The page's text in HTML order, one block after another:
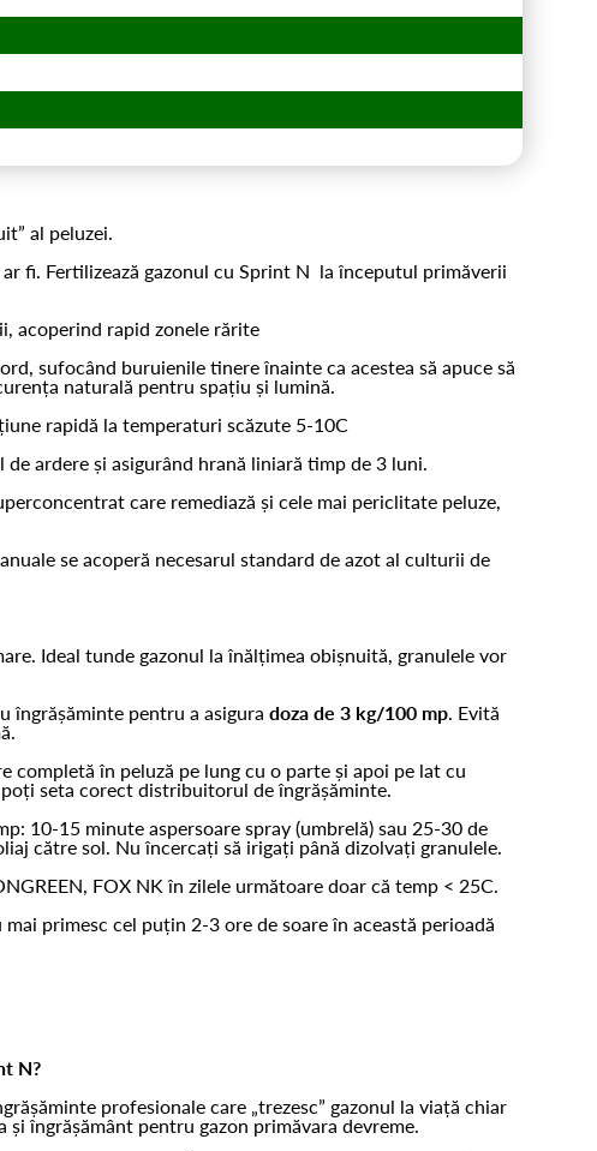
al peluzei.
fi. Fertilizează gazonul cu Sprint N la începutul primăverii
acoperind rapid zonele rărite
sufocând buruienile tinere înainte ca acestea să apuce să
naturală pentru spațiu și lumină.
rapidă la temperaturi scăzute 5-10C
ardere și asigurând hrană liniară timp de 3 luni.
care remediază și cele mai periclitate peluze,
se acoperă necesarul standard de azot al culturii de
Ideal tunde gazonul la înălțimea obișnuită, granulele vor
îngrășăminte pentru a asigura doza de 3 kg/100 mp. Evită
completă în peluză pe lung cu o parte și apoi pe lat cu
seta corect distribuitorul de îngrășăminte.
10-15 minute aspersoare spray (umbrelă) sau 25-30 de
către sol. Nu încercați să irigați până dizolvați granulele.
FOX NK în zilele următoare doar că temp < 25C.
primesc cel puțin 2-3 ore de soare în această perioadă
N?
profesionale care „trezesc” gazonul la viață chiar
îngrășământ pentru gazon primăvara devreme.